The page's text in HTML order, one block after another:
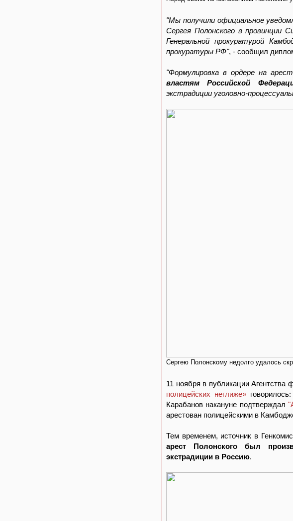
"Мы получили официальное
Сергея Полонского в провинции
Генеральной прокуратурой
прокуратуры РФ", - сообщил
"Формулировка в ордере на
властям Российской
экстрадиции уголовно-
Сергею Полонскому недолго удалось
11 ноября в публикации
полицейских неглиже»
Карабанов накануне подтверждал
арестован полицейскими в
Тем временем, источник в
арест Полонского был
экстрадиции в Россию.